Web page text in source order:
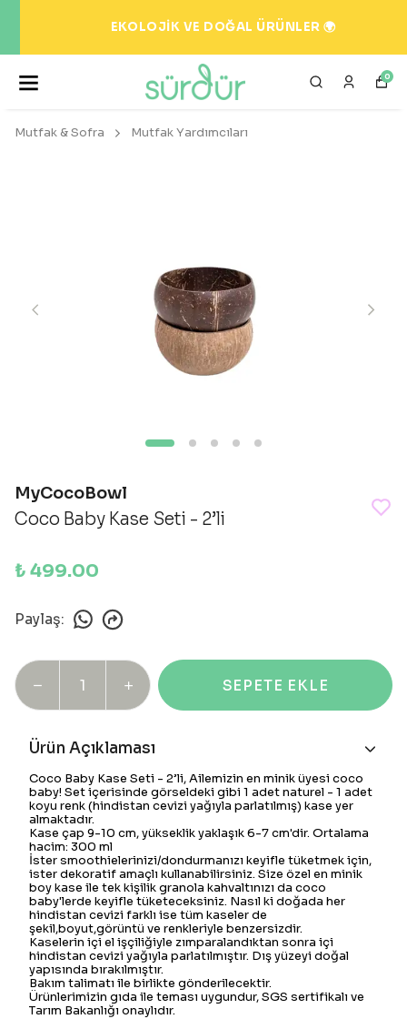
EKOLOJİK VE DOĞAL ÜRÜNLER 🌍
0
Mutfak & Sofra Mutfak Yardımcıları
MyCocoBowl
Coco Baby Kase Seti - 2’li
₺ 499.00
Paylaş:
SEPETE EKLE
Ürün Açıklaması
Coco Baby Kase Seti - 2’li, Ailemizin en minik üyesi coco
baby! Set içerisinde görseldeki gibi 1 adet naturel - 1 adet
koyu renk (hindistan cevizi yağıyla parlatılmış) kase yer
almaktadır.
Kase çap 9-10 cm, yükseklik yaklaşık 6-7 cm'dir. Ortalama
hacim: 300 ml
İster smoothielerinizi/dondurmanızı keyifle tüketmek için,
ister dekoratif amaçlı kullanabilirsiniz. Size özel en minik
boy kase ile tek kişilik granola kahvaltınızı da coco
baby'lerde keyifle tüketeceksiniz. Nasıl ki doğada her
hindistan cevizi farklı ise tüm kaseler de
şekil,boyut,görüntü ve renkleriyle benzersizdir.
Kaselerin içi el işçiliğiyle zımparalandıktan sonra içi
hindistan cevizi yağıyla parlatılmıştır. Dış yüzeyi doğal
yapısında bırakılmıştır.
Bakım talimatı ile birlikte gönderilecektir.
Ürünlerimizin gıda ile teması uygundur, SGS sertifikalı ve
Tarım Bakanlığı onaylıdır.